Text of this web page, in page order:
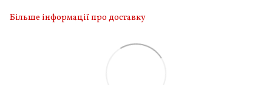
Більше інформації про доставку